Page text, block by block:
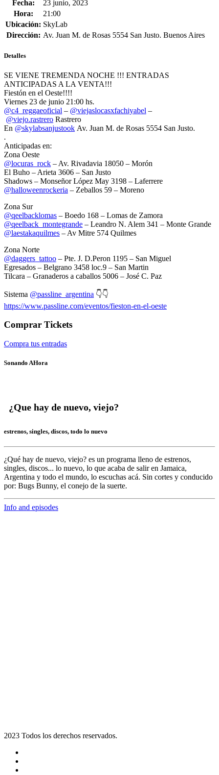
Fecha:
23 junio, 2023
Hora:
21:00
Ubicación: SkyLab
Dirección: Av. Juan M. de Rosas 5554 San Justo. Buenos Aires
Detalles
SE VIENE TREMENDA NOCHE !!! ENTRADAS
ANTICIPADAS A LA VENTA!!!
Fiestón en el Oeste!!!!
Viernes 23 de junio 21:00 hs.
@c4_reggaeoficial – @viejaslocasxfachiyabel –
@viejo.rastrero Rastrero
En @skylabsanjustook Av. Juan M. de Rosas 5554 San Justo.
.
Anticipadas en:
Zona Oeste
@locuras_rock – Av. Rivadavia 18050 – Morón
El Buho – Arieta 3606 – San Justo
Shadows – Monseñor López May 3198 – Laferrere
@halloweenrockeria – Zeballos 59 – Moreno
Zona Sur
@qeelbacklomas – Boedo 168 – Lomas de Zamora
@qeelback_montegrande – Leandro N. Alem 341 – Monte Grande
@laestakaquilmes – Av Mitre 574 Quilmes
Zona Norte
@daggers_tattoo – Pte. J. D.Peron 1195 – San Miguel
Egresados – Belgrano 3458 loc.9 – San Martin
Tilcara – Granaderos a caballos 5006 – José C. Paz
Sistema @passline_argentina 👇👇
https://www.passline.com/eventos/fieston-en-el-oeste
Comprar Tickets
Compra tus entradas
Sonando AHora
¿Que hay de nuevo, viejo?
estrenos, singles, discos, todo lo nuevo
¿Qué hay de nuevo, viejo? es un programa lleno de estrenos,
singles, discos... lo nuevo, lo que acaba de salir en Jamaica,
Argentina y todo el mundo, lo escuchas acá. Sin cortes y conducido
por: Bugs Bunny, el conejo de la suerte.
Info and episodes
2023 Todos los derechos reservados.